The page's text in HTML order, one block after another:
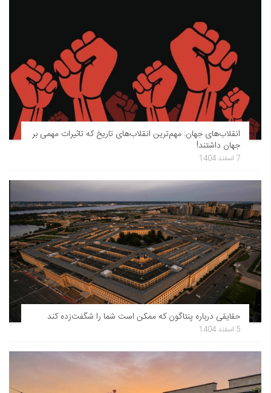
انقلاب‌های جهان: مهم‌ترین انقلاب‌های تاریخ که تاثیرات مهمی بر
جهان داشتند!
7 اسفند 1404
حقایقی درباره پنتاگون که ممکن است شما را شگفت‌زده کند
5 اسفند 1404